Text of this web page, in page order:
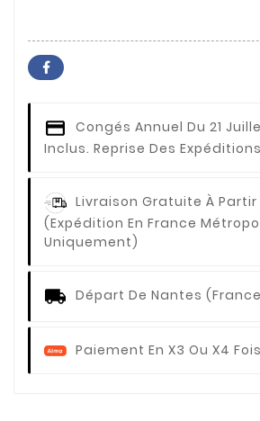
Congés Annuel Du 21
Inclus. Reprise Des
Livraison Gratuite À Partir
(expédition En France
Uniquement)
Départ De Nantes
Paiement En X3 Ou X4 Fois